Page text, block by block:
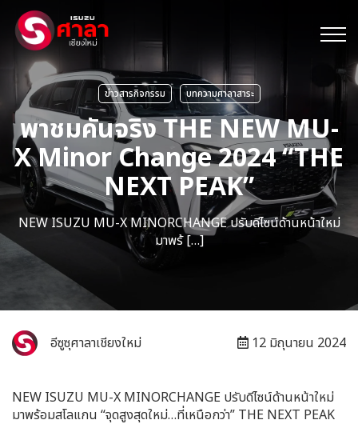
ข่าวสารกิจกรรม บทความศาลาสาระ
พาชมคันจริง THE NEW MU-
X Minor Change 2024 “THE
NEXT PEAK”
NEW ISUZU MU-X MINORCHANGE ปรับดีไซน์ด้านหน้าใหม่
มาพร้ […]
อีซูซุศาลาเชียงใหม่ 12 มิถุนายน 2024
NEW ISUZU MU-X MINORCHANGE ปรับดีไซน์ด้านหน้าใหม่
มาพร้อมสโลแกน “จุดสูงสุดใหม่…ที่เหนือกว่า” THE NEXT PEAK